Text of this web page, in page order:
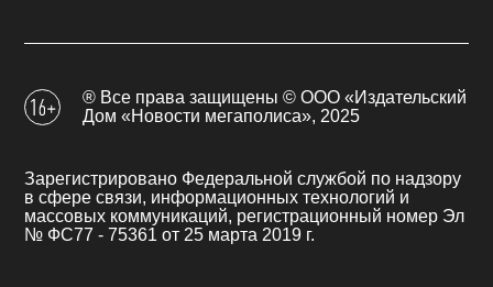
® Все права защищены © ООО «Издательский
Дом «Новости мегаполиса», 2025
Зарегистрировано Федеральной службой по надзору
в сфере связи, информационных технологий и
массовых коммуникаций, регистрационный номер Эл
№ ФС77 - 75361 от 25 марта 2019 г.